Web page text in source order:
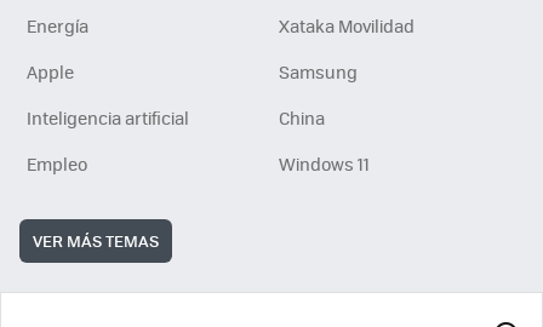
Energía
Xataka Movilidad
Apple
Samsung
Inteligencia artificial
China
Empleo
Windows 11
VER MÁS TEMAS